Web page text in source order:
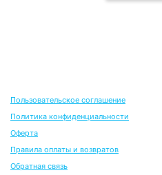
Пользовательское соглашение
Политика конфиденциальности
Оферта
Правила оплаты и возвратов
Обратная связь